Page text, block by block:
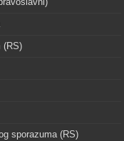
(RS)
sporazuma (RS)